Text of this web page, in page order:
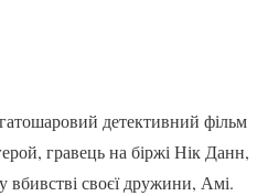
детективний фільм
гравець на біржі Нік Данн,
вбивстві своєї дружини, Амі.